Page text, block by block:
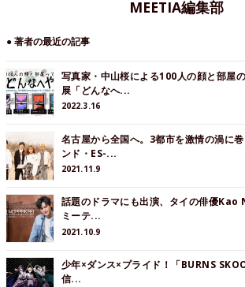
MEETIA編集部
● 著者の最近の記事
写真家・中山桜による100人の顔と部屋
展「どんなへ...
2022.3.16
名古屋から全国へ。3都市を激情の渦に
ンド・ES-...
2021.11.9
話題のドラマにも出演、タイの俳優
ミーテ...
2021.10.9
少年×ダンス×プライド！「BURNS
信...